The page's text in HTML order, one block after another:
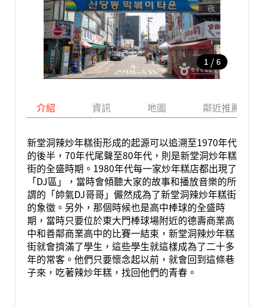
1 / 6
介紹 資訊 地圖 鄰近推薦景點
新堂洞辣炒年糕街形成的起源可以追溯至1970年代
的後半，70年代尾聲至80年代，則是新堂洞炒年糕
街的全盛時期。1980年代每一家炒年糕店都出現了
「DJ區」，當時會傾聽大家的故事和播放音樂的所
謂的「帥氣DJ哥哥」儼然成為了新堂洞辣炒年糕街
的象徵。另外，那個時候也是高中棒球的全盛時
期，當時只要位於東大門棒球場附近的德壽商業高
中和善鄰商業高中的比賽一結束，新堂洞辣炒年糕
街就會擠滿了學生，這些學生就這樣成為了二十多
年的常客。他們只要懷念起以前，就會回到這條巷
子來，吃著辣炒年糕，找回他們的青春。